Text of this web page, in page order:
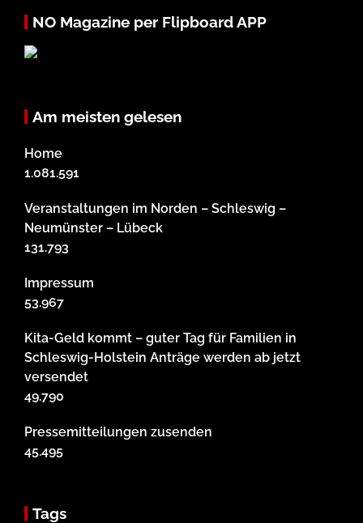
NO Magazine per Flipboard APP
Am meisten gelesen
Home
1.081.591
Veranstaltungen im Norden – Schleswig –
Neumünster – Lübeck
131.793
Impressum
53.967
Kita-Geld kommt – guter Tag für Familien in
Schleswig-Holstein Anträge werden ab jetzt
versendet
49.790
Pressemitteilungen zusenden
45.495
Tags